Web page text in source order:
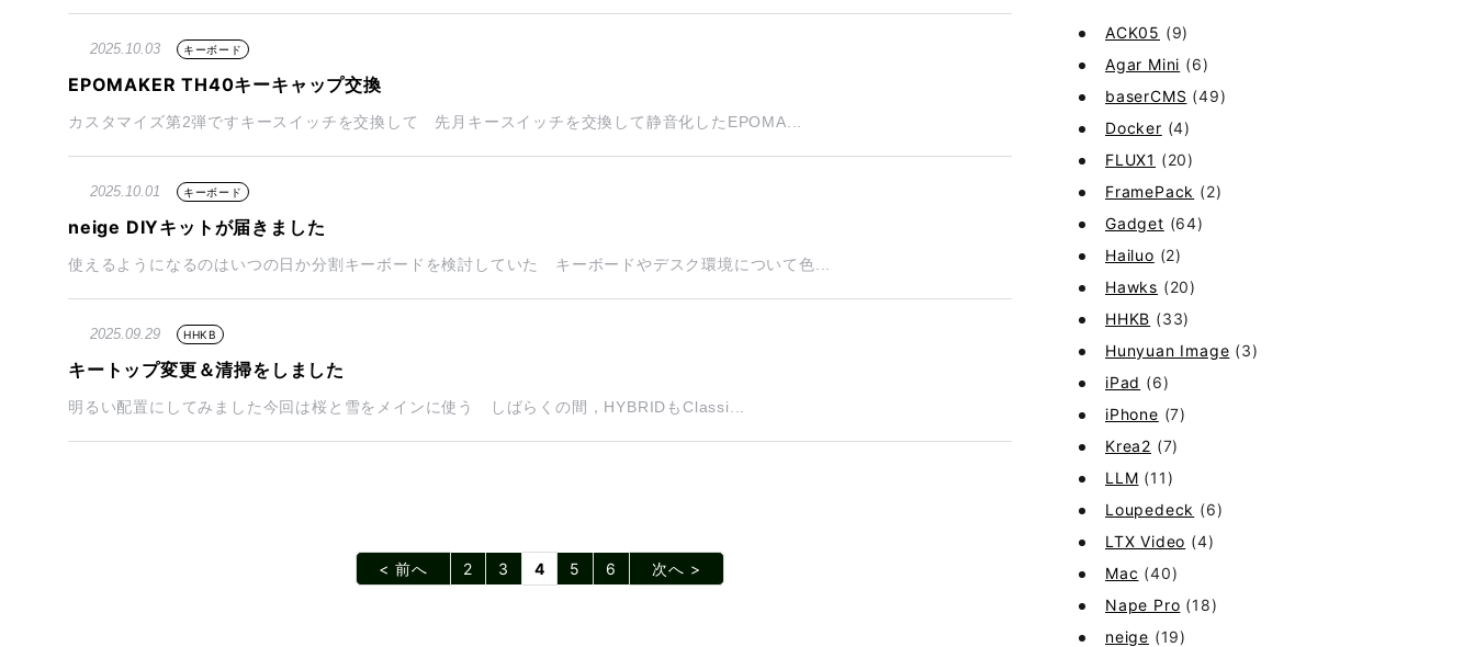
2025.10.03 キーボード
EPOMAKER TH40キーキャップ交換
カスタマイズ第2弾ですキースイッチを交換して 先月キースイッチを交換して静音化したEPOMA...
2025.10.01 キーボード
neige DIYキットが届きました
使えるようになるのはいつの日か分割キーボードを検討していた キーボードやデスク環境について色...
2025.09.29 HHKB
キートップ変更＆清掃をしました
明るい配置にしてみました今回は桜と雪をメインに使う しばらくの間，HYBRIDもClassi...
< 前へ 2 3 4 5 6 次へ >
ACK05 (9)
Agar Mini (6)
baserCMS (49)
Docker (4)
FLUX1 (20)
FramePack (2)
Gadget (64)
Hailuo (2)
Hawks (20)
HHKB (33)
Hunyuan Image (3)
iPad (6)
iPhone (7)
Krea2 (7)
LLM (11)
Loupedeck (6)
LTX Video (4)
Mac (40)
Nape Pro (18)
neige (19)